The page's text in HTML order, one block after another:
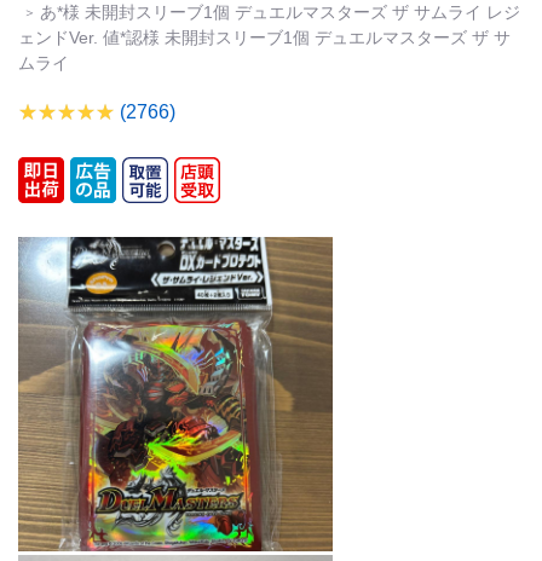
あ*様 未開封スリーブ1個 デュエルマスターズ ザ サムライ レジ
ェンドVer. 値*認様 未開封スリーブ1個 デュエルマスターズ ザ サ
ムライ
(2766)